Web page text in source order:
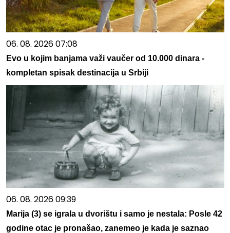
06. 08. 2026 07:08
Evo u kojim banjama važi vaučer od 10.000 dinara -
kompletan spisak destinacija u Srbiji
06. 08. 2026 09:39
Marija (3) se igrala u dvorištu i samo je nestala: Posle 42
godine otac je pronašao, zanemeo je kada je saznao